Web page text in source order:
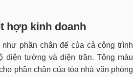
hợp kinh doanh
phần chân đế của cả công trình
diện tường và diện trần. Tông màu
phần chân của tòa nhà văn phòng